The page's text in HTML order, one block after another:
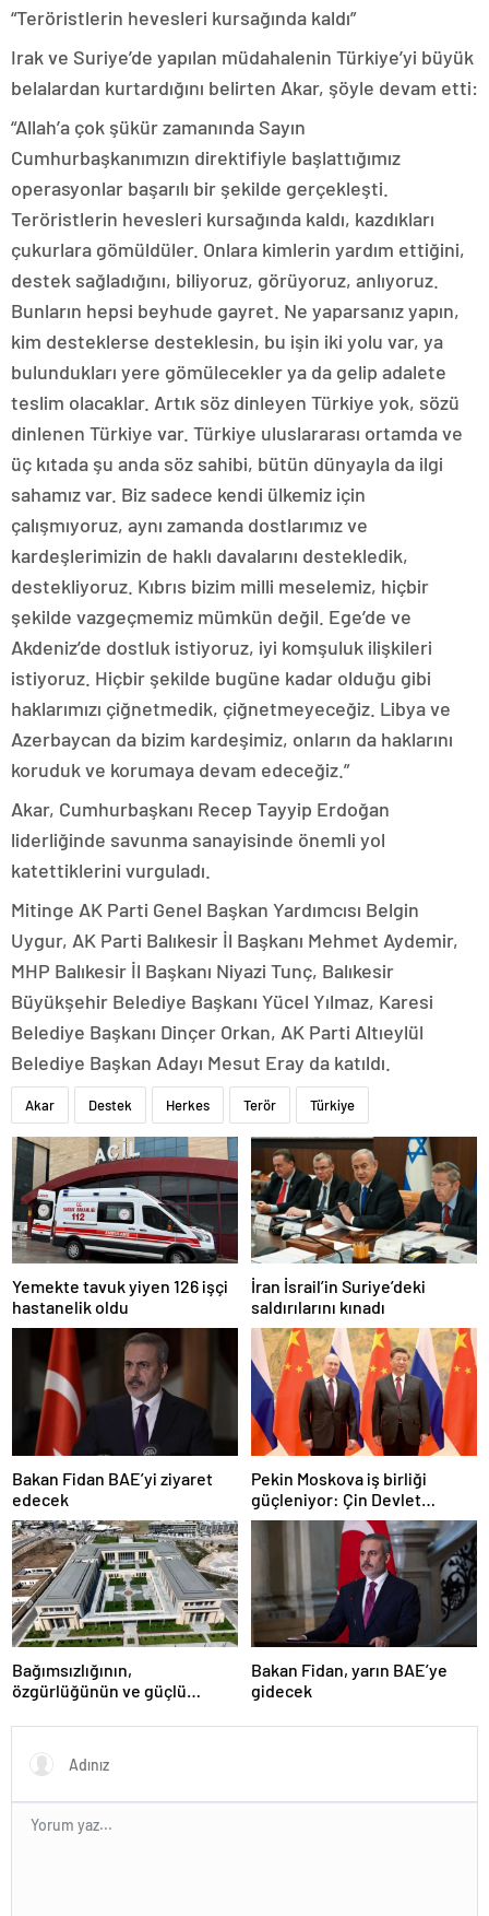
“Teröristlerin hevesleri kursağında kaldı”
Irak ve Suriye’de yapılan müdahalenin Türkiye’yi büyük
belalardan kurtardığını belirten Akar, şöyle devam etti:
“Allah’a çok şükür zamanında Sayın
Cumhurbaşkanımızın direktifiyle başlattığımız
operasyonlar başarılı bir şekilde gerçekleşti.
Teröristlerin hevesleri kursağında kaldı, kazdıkları
çukurlara gömüldüler. Onlara kimlerin yardım ettiğini,
destek sağladığını, biliyoruz, görüyoruz, anlıyoruz.
Bunların hepsi beyhude gayret. Ne yaparsanız yapın,
kim desteklerse desteklesin, bu işin iki yolu var, ya
bulundukları yere gömülecekler ya da gelip adalete
teslim olacaklar. Artık söz dinleyen Türkiye yok, sözü
dinlenen Türkiye var. Türkiye uluslararası ortamda ve
üç kıtada şu anda söz sahibi, bütün dünyayla da ilgi
sahamız var. Biz sadece kendi ülkemiz için
çalışmıyoruz, aynı zamanda dostlarımız ve
kardeşlerimizin de haklı davalarını destekledik,
destekliyoruz. Kıbrıs bizim milli meselemiz, hiçbir
şekilde vazgeçmemiz mümkün değil. Ege’de ve
Akdeniz’de dostluk istiyoruz, iyi komşuluk ilişkileri
istiyoruz. Hiçbir şekilde bugüne kadar olduğu gibi
haklarımızı çiğnetmedik, çiğnetmeyeceğiz. Libya ve
Azerbaycan da bizim kardeşimiz, onların da haklarını
koruduk ve korumaya devam edeceğiz.”
Akar, Cumhurbaşkanı Recep Tayyip Erdoğan
liderliğinde savunma sanayisinde önemli yol
katettiklerini vurguladı.
Mitinge AK Parti Genel Başkan Yardımcısı Belgin
Uygur, AK Parti Balıkesir İl Başkanı Mehmet Aydemir,
MHP Balıkesir İl Başkanı Niyazi Tunç, Balıkesir
Büyükşehir Belediye Başkanı Yücel Yılmaz, Karesi
Belediye Başkanı Dinçer Orkan, AK Parti Altıeylül
Belediye Başkan Adayı Mesut Eray da katıldı.
Akar Destek Herkes Terör Türkiye
Yemekte tavuk yiyen 126 işçi
hastanelik oldu
İran İsrail’in Suriye’deki
saldırılarını kınadı
Bakan Fidan BAE’yi ziyaret
edecek
Pekin Moskova iş birliği
güçleniyor: Çin Devlet
Başkanı Zafer Günü için
Rusya’da olacak
Bağımsızlığının,
özgürlüğünün ve güçlü
Türkiye’den Yavru Vatan’a dev
eserler…
Bakan Fidan, yarın BAE’ye
gidecek